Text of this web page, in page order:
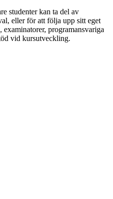
studenter kan ta del av
eller för att följa upp sitt eget
programansvariga
vid kursutveckling.